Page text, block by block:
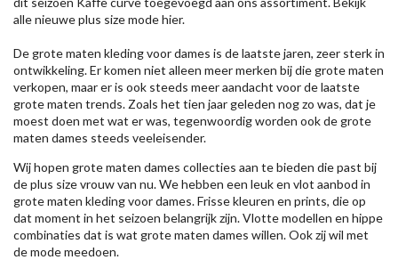
alle nieuweplus size modehier.
De grote maten kleding voor dames is de laatste jaren, zeer sterk in
ontwikkeling. Er komen niet alleen meer merken bij die grote maten
verkopen, maar er is ook steeds meer aandacht voor de laatste
grote maten trends. Zoals het tien jaar geleden nog zo was, dat je
moest doen met wat er was, tegenwoordig worden ook de grote
maten dames steeds veeleisender.
Wij hopen grote maten dames collecties aan te bieden die past bij
de plus size vrouw van nu. We hebben een leuk en vlot aanbod in
grote maten kleding voor dames. Frisse kleuren en prints, die op
dat moment in het seizoen belangrijk zijn. Vlotte modellen en hippe
combinaties dat is wat grote maten dames willen. Ook zij wil met
de mode meedoen.